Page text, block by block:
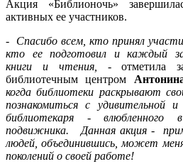
Акция «Библионочь»
активных ее участников.
- Спасибо всем, кто принял
кто ее подготовил и каждый
книги и чтения,
- отметила
библиотечным центром
когда библиотеки раскрывают
познакомиться с удивительной
библиотекаря -
подвижника. Данная акция -
людей, объединившись, может
поколений о своей работе!